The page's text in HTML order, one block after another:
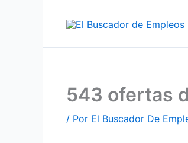
543 ofertas
/ Por El Buscador De